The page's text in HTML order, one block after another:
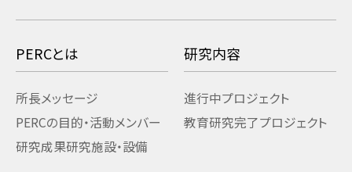
PERCとは
所長メッセージ
PERCの目的・活動メンバー
研究成果研究施設・設備
研究内容
進行中プロジェクト
教育研究完了プロジェクト